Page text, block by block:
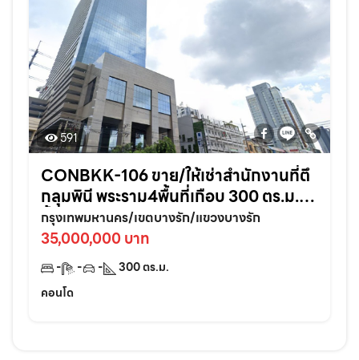
591
CONBKK-106 ขาย/ให้เช่าสำนักงานที่ตึ
กลุมพินี พระราม4พื้นที่เกือบ 300 ตร.ม.
ชั้น30 วิวเมืองสวยมาก ใกล้One
Bangkok
กรุงเทพมหานคร/เขตบางรัก/แขวงบางรัก
35,000,000 บาท
- - - 300ตร.ม.
คอนโด